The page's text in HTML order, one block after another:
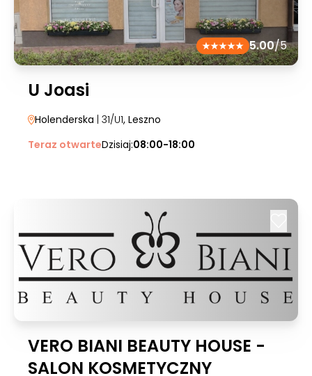
5.00/5
U Joasi
Holenderska | 31/U1, Leszno
Teraz otwarteDzisiaj:08:00-18:00
VERO BIANI BEAUTY HOUSE -
SALON KOSMETYCZNY